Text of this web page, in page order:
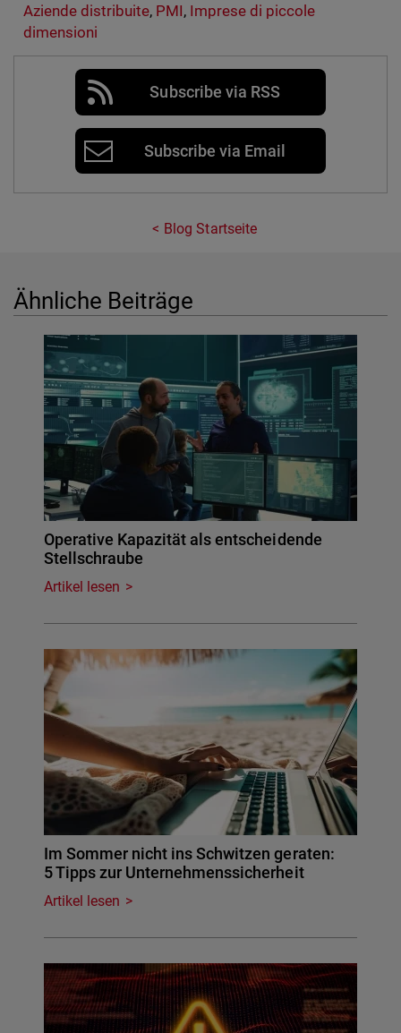
Aziende distribuite, PMI, Imprese di piccole
dimensioni
Subscribe via RSS
Subscribe via Email
Blog Startseite
Ähnliche Beiträge
Operative Kapazität als entscheidende
Stellschraube
Artikel lesen
Im Sommer nicht ins Schwitzen geraten:
5 Tipps zur Unternehmenssicherheit
Artikel lesen